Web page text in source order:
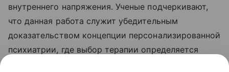
внутреннего напряжения. Ученые подчеркивают,
что данная работа служит убедительным
доказательством концепции персонализированной
психиатрии, где выбор терапии определяется